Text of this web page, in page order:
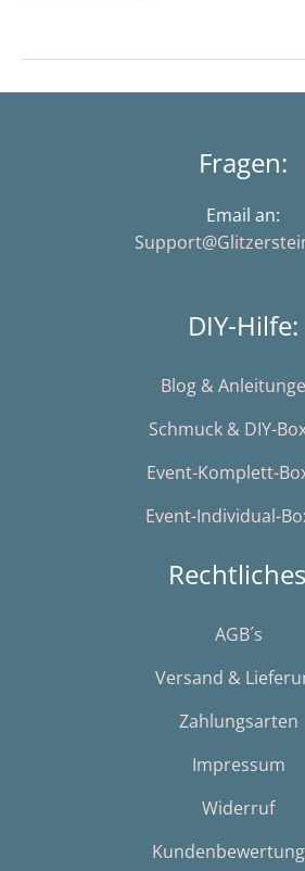
Fragen:
Email an:
DIY-Hilfe:
Blog &
Schmuck & DIY-
Event-Komplett-
Event-Individual-
AGB´s
Versand &
Zahlungsarten
Impressum
Widerruf